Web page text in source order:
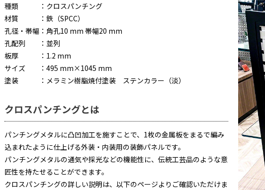
種類 ： クロスパンチング
材質
：鉄（SPCC）
孔径・帯幅 ： 角孔10 mm 帯幅20 mm
孔配列
：並列
板厚
： 1.2 mm
サイズ
：495 mm×1045 mm
塗装
： メラミン樹脂焼付塗装 ステンカラー（淡）
クロスパンチングとは
パンチングメタルに凸凹加工を施すことで、1枚の金属板をまるで編み
込まれたように仕上げる外装・内装用の装飾パネルです。
パンチングメタルの通気や採光などの機能性に、伝統工芸品のような意
匠性を持たせることができます。
クロスパンチングの詳しい説明は、以下のページよりご確認いただけま